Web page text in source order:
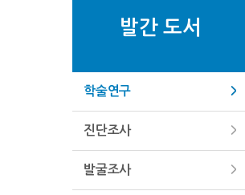
발간 도서
학술연구
진단조사
발굴조사